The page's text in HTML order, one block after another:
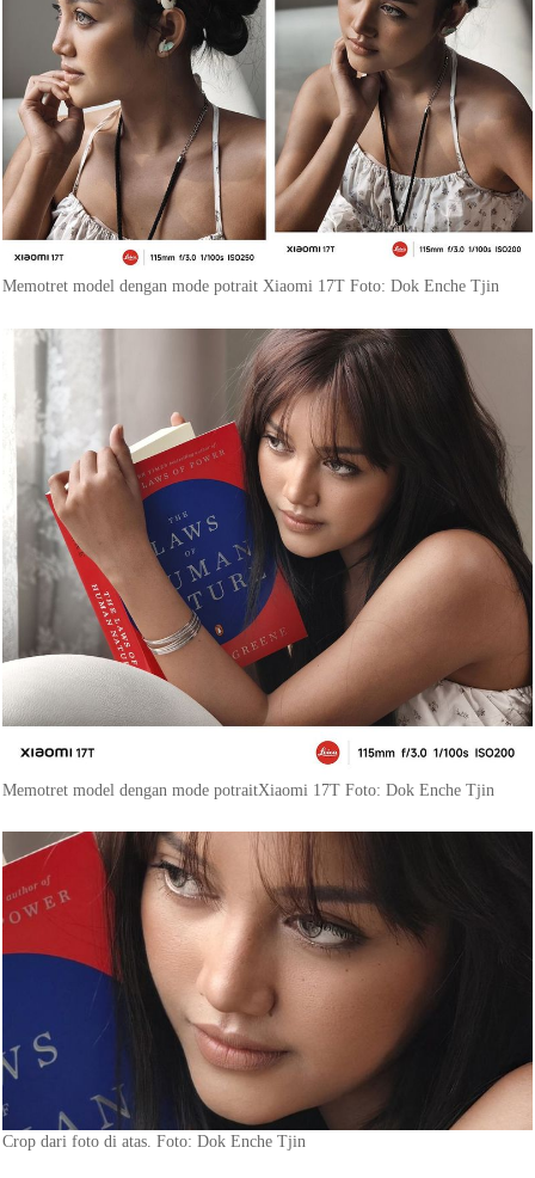
Memotret model dengan mode potrait Xiaomi 17T Foto: Dok Enche Tjin
Memotret model dengan mode potraitXiaomi 17T Foto: Dok Enche Tjin
Crop dari foto di atas. Foto: Dok Enche Tjin